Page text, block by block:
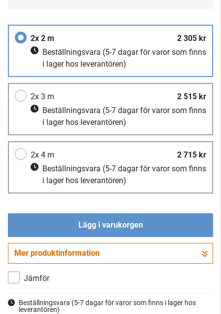
2x 2 m
2 305 kr
Beställningsvara (5-7 dagar för varor som finns
i lager hos leverantören)
2x 3 m
2 515 kr
Beställningsvara (5-7 dagar för varor som finns
i lager hos leverantören)
2x 4 m
2 715 kr
Beställningsvara (5-7 dagar för varor som finns
i lager hos leverantören)
Lägg i varukorgen
Gå till kassan
Mer produktinformation
Jämför
Beställningsvara (5-7 dagar för varor som finns i lager hos
leverantören)